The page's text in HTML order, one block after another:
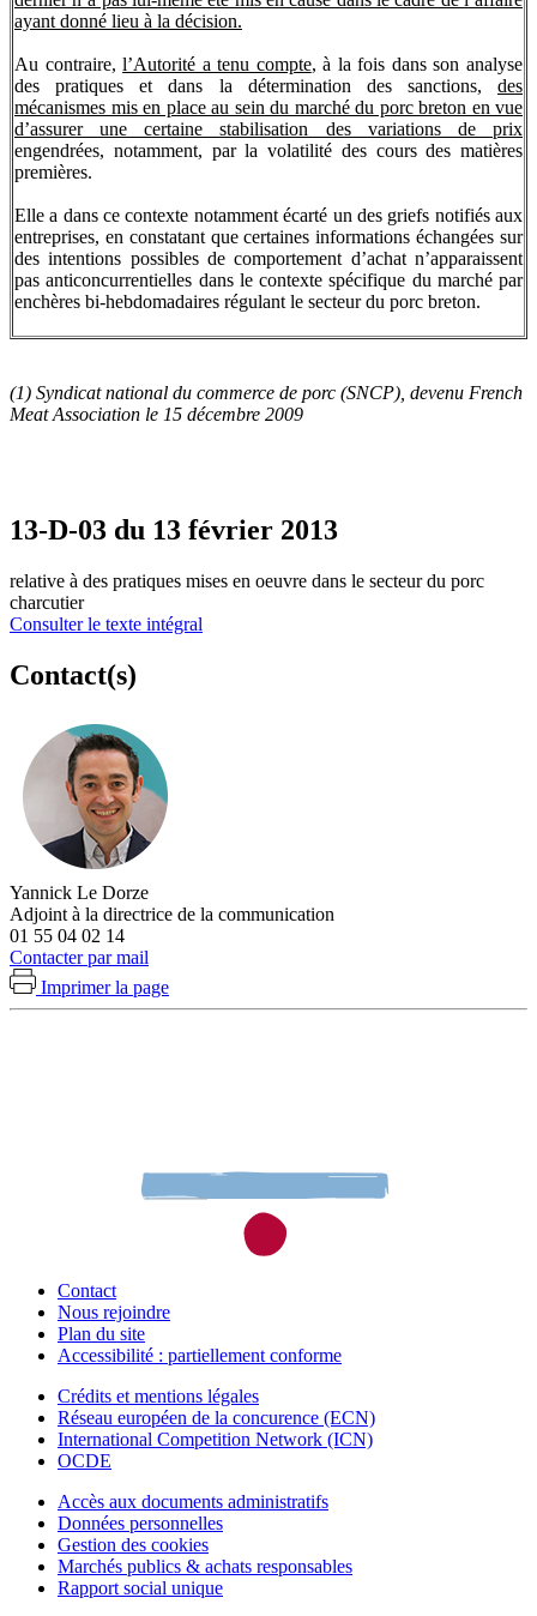
ayant donné lieu à la décision.
Au contraire,l’Autorité a tenu compte, à la fois dans son analyse
des pratiques et dans la détermination des sanctions, des
mécanismes mis en place au sein du marché du porc breton en vue
d’assurer une certaine stabilisation des variations de prix
engendrées, notamment, par la volatilité des cours des matières
premières.
Elle a dans ce contexte notamment écarté un des griefs notifiés aux
entreprises, en constatant que certaines informations échangées sur
des intentions possibles de comportement d’achat n’apparaissent
pas anticoncurrentielles dans le contexte spécifique du marché par
enchères bi-hebdomadaires régulant le secteur du porc breton.
(1) Syndicat national du commerce de porc (SNCP), devenu French
Meat Association le 15 décembre 2009
13-D-03 du 13 février 2013
relative à des pratiques mises en oeuvre dans le secteur du porc
charcutier
Consulter le texte intégral
Contact(s)
Yannick Le Dorze
Adjoint à la directrice de la communication
01 55 04 02 14
Contacter par mail
Imprimer la page
Contact
Nous rejoindre
Plan du site
Accessibilité : partiellement conforme
Crédits et mentions légales
Réseau européen de la concurence (ECN)
International Competition Network (ICN)
OCDE
Accès aux documents administratifs
Données personnelles
Gestion des cookies
Marchés publics & achats responsables
Rapport social unique